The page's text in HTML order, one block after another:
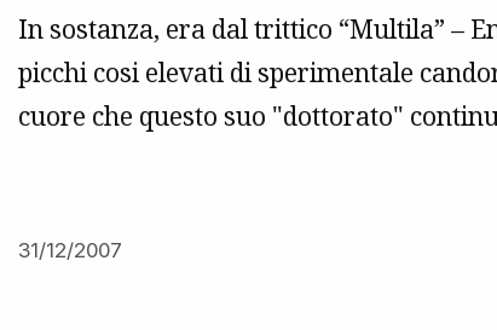
In sostanza, era dal trittico “Multila” –
picchi cosi elevati di sperimentale
cuore che questo suo "dottorato"
31/12/2007